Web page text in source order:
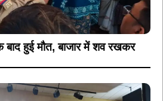
बाद हुई मौत, बाजार में शव रखकर